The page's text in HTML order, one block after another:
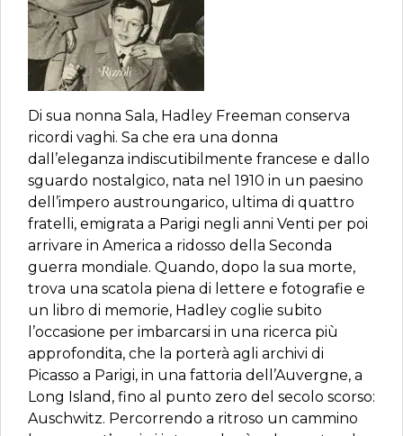
Di sua nonna Sala, Hadley Freeman conserva
ricordi vaghi. Sa che era una donna
dall’eleganza indiscutibilmente francese e dallo
sguardo nostalgico, nata nel 1910 in un paesino
dell’impero austroungarico, ultima di quattro
fratelli, emigrata a Parigi negli anni Venti per poi
arrivare in America a ridosso della Seconda
guerra mondiale. Quando, dopo la sua morte,
trova una scatola piena di lettere e fotografie e
un libro di memorie, Hadley coglie subito
l’occasione per imbarcarsi in una ricerca più
approfondita, che la porterà agli archivi di
Picasso a Parigi, in una fattoria dell’Auvergne, a
Long Island, fino al punto zero del secolo scorso:
Auschwitz. Percorrendo a ritroso un cammino